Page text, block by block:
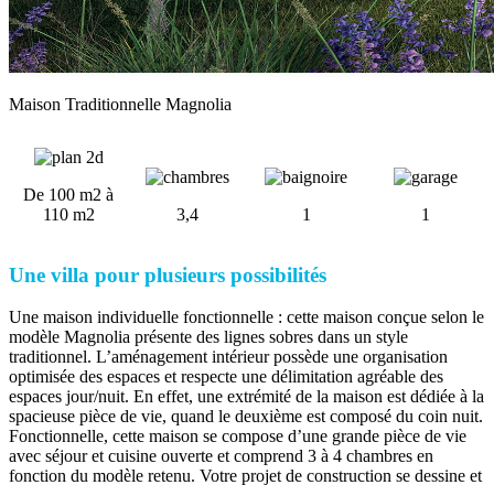
Maison Traditionnelle Magnolia
De 100 m2 à
110 m2
3,4 1 1
Une villa pour plusieurs possibilités
Une maison individuelle fonctionnelle : cette maison conçue selon le
modèle Magnolia présente des lignes sobres dans un style
traditionnel. L’aménagement intérieur possède une organisation
optimisée des espaces et respecte une délimitation agréable des
espaces jour/nuit. En effet, une extrémité de la maison est dédiée à la
spacieuse pièce de vie, quand le deuxième est composé du coin nuit.
Fonctionnelle, cette maison se compose d’une grande pièce de vie
avec séjour et cuisine ouverte et comprend 3 à 4 chambres en
fonction du modèle retenu. Votre projet de construction se dessine et